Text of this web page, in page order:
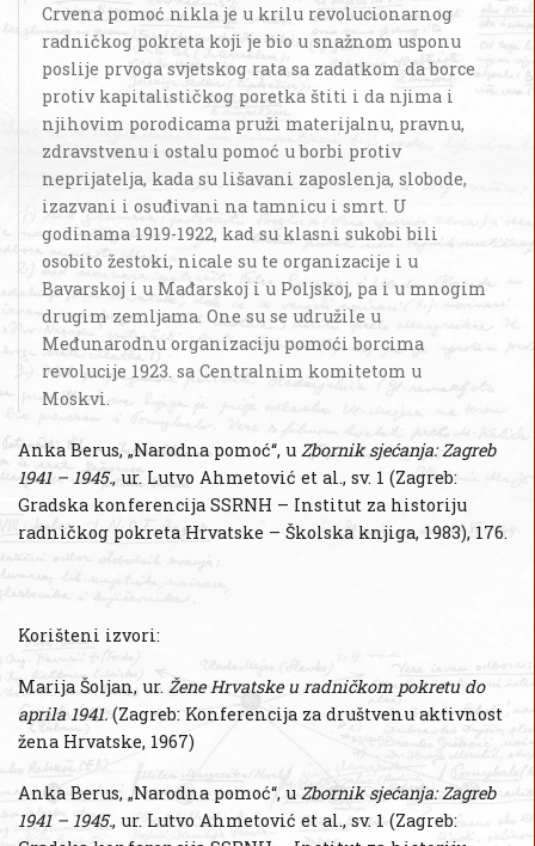
Crvena pomoć nikla je u krilu revolucionarnog
radničkog pokreta koji je bio u snažnom usponu
poslije prvoga svjetskog rata sa zadatkom da borce
protiv kapitalističkog poretka štiti i da njima i
njihovim porodicama pruži materijalnu, pravnu,
zdravstvenu i ostalu pomoć u borbi protiv
neprijatelja, kada su lišavani zaposlenja, slobode,
izazvani i osuđivani na tamnicu i smrt. U
godinama 1919-1922, kad su klasni sukobi bili
osobito žestoki, nicale su te organizacije i u
Bavarskoj i u Mađarskoj i u Poljskoj, pa i u mnogim
drugim zemljama. One su se udružile u
Međunarodnu organizaciju pomoći borcima
revolucije 1923. sa Centralnim komitetom u
Moskvi.
Anka Berus, „Narodna pomoć“, u Zbornik sjećanja: Zagreb
1941 – 1945., ur. Lutvo Ahmetović et al., sv. 1 (Zagreb:
Gradska konferencija SSRNH – Institut za historiju
radničkog pokreta Hrvatske – Školska knjiga, 1983), 176.
Korišteni izvori:
Marija Šoljan, ur. Žene Hrvatske u radničkom pokretu do
aprila 1941. (Zagreb: Konferencija za društvenu aktivnost
žena Hrvatske, 1967)
Anka Berus, „Narodna pomoć“, u Zbornik sjećanja: Zagreb
1941 – 1945., ur. Lutvo Ahmetović et al., sv. 1 (Zagreb: